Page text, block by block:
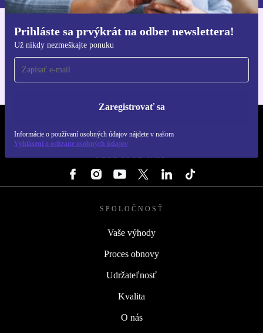
Prihláste sa prvýkrát na odber newslettera!
Už nikdy nezmeškajte ponuku
Zaregistrovať sa
Informácie o používaní osobných údajov nájdete v našom
Vyhlásení o ochrane osobných údajov
Získajte aplikáciu refurbed
Pre iOS a Android
SLEDUJTE NÁS
SPOLOČNOSŤ
Vaše výhody
Proces obnovy
Udržateľnosť
Kvalita
O nás